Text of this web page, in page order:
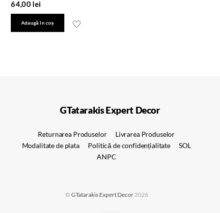
64,00 lei
Adaugă în coș
GTatarakis Expert Decor
Returnarea Produselor
Livrarea Produselor
Modalitate de plata
Politică de confidențialitate
SOL
ANPC
©GTatarakis Expert Decor 2026